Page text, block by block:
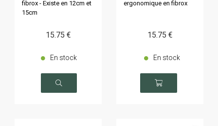
fibrox - Existe en 12cm et
15cm
15.75 €
En stock
ergonomique en fibrox
15.75 €
En stock